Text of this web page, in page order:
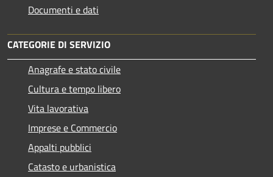
Documenti e dati
CATEGORIE DI SERVIZIO
Anagrafe e stato civile
Cultura e tempo libero
Vita lavorativa
Imprese e Commercio
Appalti pubblici
Catasto e urbanistica